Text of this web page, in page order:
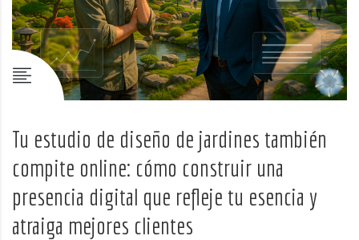
Tu estudio de diseño de jardines también
compite online: cómo construir una
presencia digital que refleje tu esencia y
atraiga mejores clientes